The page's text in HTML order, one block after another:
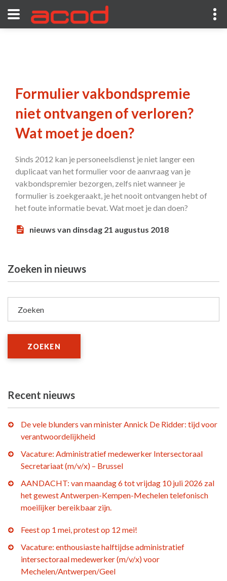
Formulier vakbondspremie
niet ontvangen of verloren?
Wat moet je doen?
Sinds 2012 kan je personeelsdienst je niet langer een
duplicaat van het formulier voor de aanvraag van je
vakbondspremier bezorgen, zelfs niet wanneer je
formulier is zoekgeraakt, je het nooit ontvangen hebt of
het foute informatie bevat. Wat moet je dan doen?
nieuws van dinsdag 21 augustus 2018
Zoeken in nieuws
Zoeken
ZOEKEN
Recent nieuws
De vele blunders van minister Annick De Ridder: tijd voor
verantwoordelijkheid
Vacature: Administratief medewerker Intersectoraal
Secretariaat (m/v/x) – Brussel
AANDACHT: van maandag 6 tot vrijdag 10 juli 2026 zal
het gewest Antwerpen-Kempen-Mechelen telefonisch
moeilijker bereikbaar zijn.
Feest op 1 mei, protest op 12 mei!
Vacature: enthousiaste halftijdse administratief
intersectoraal medewerker (m/v/x) voor
Mechelen/Antwerpen/Geel